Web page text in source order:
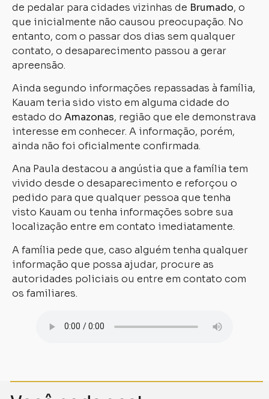
de pedalar para cidades vizinhas de Brumado, o
que inicialmente não causou preocupação. No
entanto, com o passar dos dias sem qualquer
contato, o desaparecimento passou a gerar
apreensão.
Ainda segundo informações repassadas à família,
Kauam teria sido visto em alguma cidade do
estado do Amazonas, região que ele demonstrava
interesse em conhecer. A informação, porém,
ainda não foi oficialmente confirmada.
Ana Paula destacou a angústia que a família tem
vivido desde o desaparecimento e reforçou o
pedido para que qualquer pessoa que tenha
visto Kauam ou tenha informações sobre sua
localização entre em contato imediatamente.
A família pede que, caso alguém tenha qualquer
informação que possa ajudar, procure as
autoridades policiais ou entre em contato com
os familiares.